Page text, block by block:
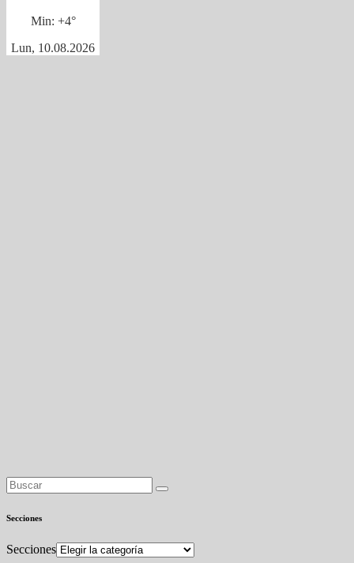
Min: +4°
Lun, 10.08.2026
Secciones
Secciones